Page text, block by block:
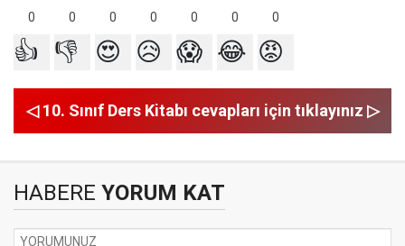
0 0 0 0 0 0 0
👍 👎 😍 😥 😱 😂 😡
◁ 10. Sınıf Ders Kitabı cevapları için tıklayınız ▷
HABERE YORUM KAT